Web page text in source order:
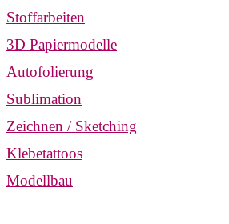
Stoffarbeiten
3D Papiermodelle
Autofolierung
Sublimation
Zeichnen / Sketching
Klebetattoos
Modellbau